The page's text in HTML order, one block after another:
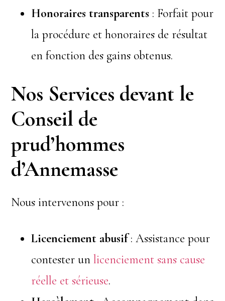
Honoraires transparents : Forfait pour
la procédure et honoraires de résultat
en fonction des gains obtenus.
Nos Services devant le
Conseil de
prud’hommes
d’Annemasse
Nous intervenons pour :
Licenciement abusif: Assistance pour
contester unlicenciement sans cause
réelle et sérieuse.